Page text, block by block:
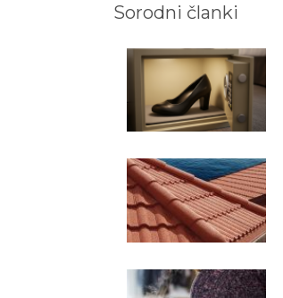
Sorodni članki